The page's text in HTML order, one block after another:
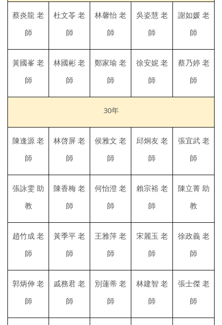
蔡炎龍 老
師
杜文苓 老
師
林馨怡 老
師
吳姿慧 老
師
謝如媛 老
師
黃國峯 老
師
林國彬 老
師
鄭家瑜 老
師
徐安妮 老
師
蔡乃婷 老
師
30年
陳逢源 老
師
林啓屏 老
師
侯雅文 老
師
邱炯友 老
師
張宜武 老
師
張詠雯 助
教
陳香梅 老
師
何怡澄 老
師
賴宗裕 老
師
陳立菁 助
教
趙竹成 老
師
黃季平 老
師
王雅萍 老
師
宋麗玉 老
師
徐政義 老
師
郭炳伸 老
師
戚務君 老
師
別蓮蒂 老
師
林建智 老
師
張士傑 老
師